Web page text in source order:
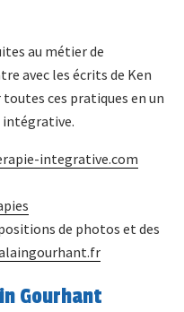
au métier de
avec les écrits de Ken
ces pratiques en un
intégrative.
integrative.com
de photos et des
Gourhant